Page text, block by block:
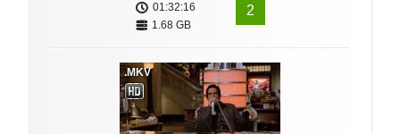
01:32:16
1.68 GB
2
.MKV